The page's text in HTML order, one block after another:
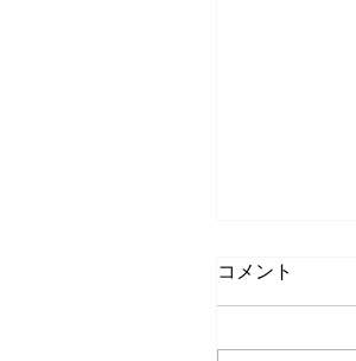
梅仕事
コメント